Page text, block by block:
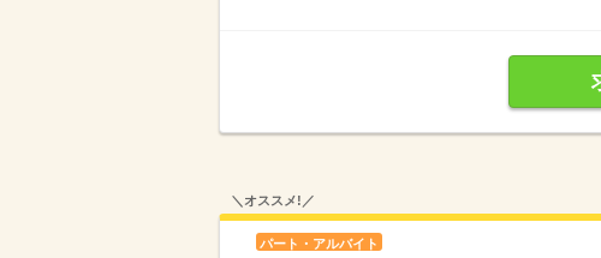
＼オススメ!／
パート・アルバイト